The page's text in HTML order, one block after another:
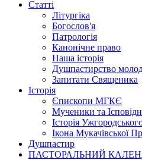
Статті
Літургіка
Богослов'я
Патрологія
Канонічне право
Наша історія
Душпастирство
Запитати Священика
Історія
Єпископи МГКЄ
Мученики та
Історія
Ікона Мукачівської
Душпастир
ПАСТОРАЛЬНИЙ